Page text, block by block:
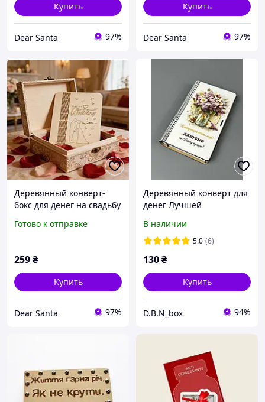
Купить
Dear Santa 97%
Купить
Dear Santa 97%
Деревянный конверт-
бокс для денег на свадьбу
Готово к отправке
259₴
Купить
Dear Santa 97%
Деревянный конверт для
денег Лучшей
В наличии
5.0 (6)
130₴
Купить
D.B.N_box 94%